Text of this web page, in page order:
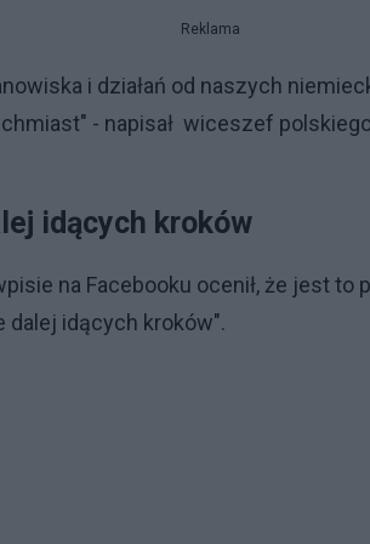
Reklama
i działań od naszych
- napisał wiceszef
idących kroków
na Facebooku ocenił, że jest to
dalej idących kroków".